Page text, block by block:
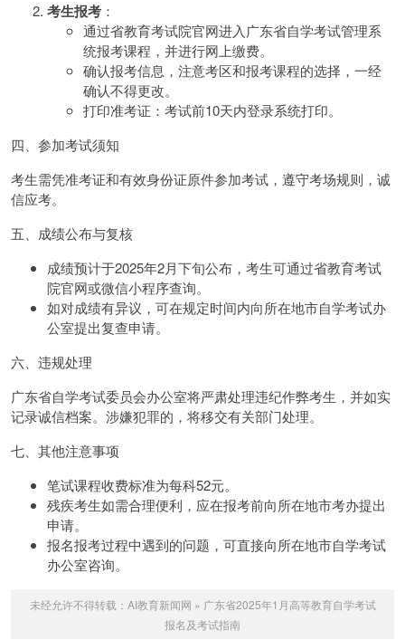
考生报考 ：
通过省教育考试院官网进入广东省自学考试管理系
统报考课程，并进行网上缴费。
确认报考信息，注意考区和报考课程的选择，一经
确认不得更改。
打印准考证：考试前10天内登录系统打印。
四、参加考试须知
考生需凭准考证和有效身份证原件参加考试，遵守考场规则，诚
信应考。
五、成绩公布与复核
成绩预计于2025年2月下旬公布，考生可通过省教育考试
院官网或微信小程序查询。
如对成绩有异议，可在规定时间内向所在地市自学考试办
公室提出复查申请。
六、违规处理
广东省自学考试委员会办公室将严肃处理违纪作弊考生，并如实
记录诚信档案。涉嫌犯罪的，将移交有关部门处理。
七、其他注意事项
笔试课程收费标准为每科52元。
残疾考生如需合理便利，应在报考前向所在地市考办提出
申请。
报名报考过程中遇到的问题，可直接向所在地市自学考试
办公室咨询。
未经允许不得转载： AI教育新闻网 » 广东省2025年1月高等教育自学考试
报名及考试指南